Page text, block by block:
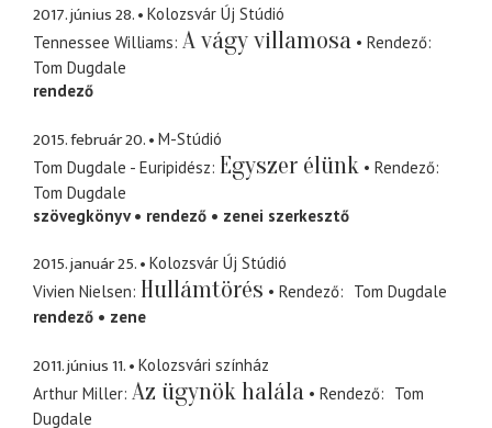
2017. június 28.
Kolozsvár Új Stúdió
Tennessee Williams A vágy villamosa
Rendező
Tom Dugdale
rendező
2015. február 20.
M-Stúdió
Tom Dugdale - Euripidész Egyszer élünk
Rendező
Tom Dugdale
szövegkönyv
rendező zenei szerkesztő
2015. január 25.
Kolozsvár Új Stúdió
Vivien Nielsen Hullámtörés Rendező
Tom Dugdale
rendező
zene
2011. június 11.
Kolozsvári színház
Arthur Miller Az ügynök halála Rendező
Tom
Dugdale